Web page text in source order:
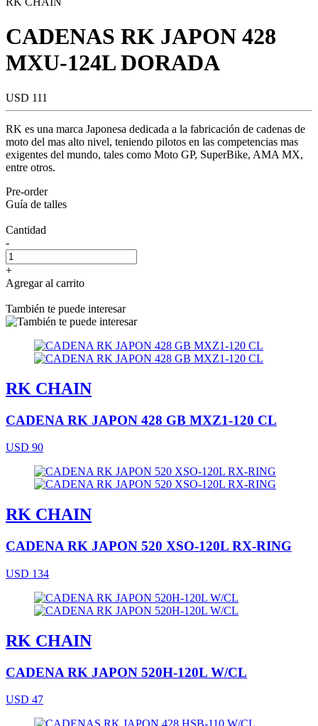
CADENAS RK JAPON 428
MXU-124L DORADA
USD 111
RK es una marca Japonesa dedicada a la fabricación de cadenas de
moto del mas alto nivel, teniendo pilotos en las competencias mas
exigentes del mundo, tales como Moto GP, SuperBike, AMA MX,
entre otros.
Pre-order
Guía de talles
Cantidad
-
+
Agregar al carrito
También te puede interesar
RK CHAIN
CADENA RK JAPON 428 GB MXZ1-120 CL
USD 90
RK CHAIN
CADENA RK JAPON 520 XSO-120L RX-RING
USD 134
RK CHAIN
CADENA RK JAPON 520H-120L W/CL
USD 47